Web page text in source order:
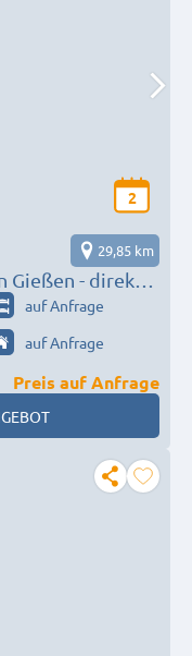
2
Gießen - direkt
29,85 km
auf Anfrage
auf Anfrage
Preis auf Anfrage